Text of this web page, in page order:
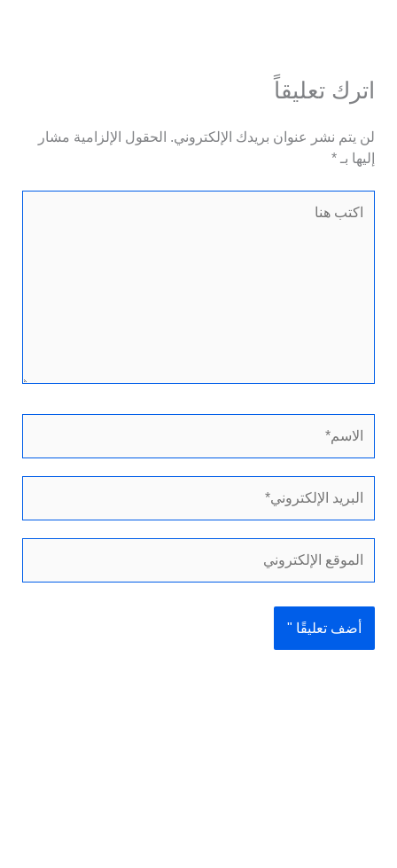
اترك تعليقاً
لن يتم نشر عنوان بريدك الإلكتروني. الحقول الإلزامية مشار
إليها بـ *
هنا
الإلكتروني*
الإلكتروني